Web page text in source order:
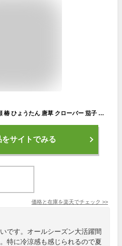
手ぬぐい 日本製 植物柄 桜 朝顔 椿 ひょうたん 唐草 クローバー 茄子 富士山 柚子 小菊 PP入り 日本手ぬぐい 手拭い てぬぐい おしゃれ かわいい 和柄 和風 春 夏 秋 冬 プチギフト 洗顔 誕生日 メール便 送料無料 ポイント消化 2022 父の日
をサイトでみる
価格と在庫を楽天でチェック >>
です。オールシーズン大活躍間
特に冷涼感も感じられるので夏